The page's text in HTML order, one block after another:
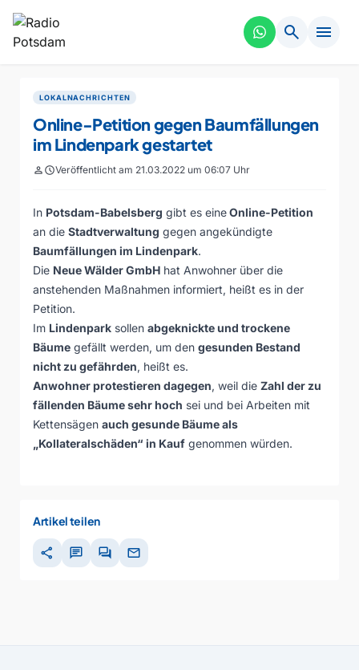
search menu
LOKALNACHRICHTEN
Online-Petition gegen Baumfällungen
im Lindenpark gestartet
personscheduleVeröffentlicht am 21.03.2022 um 06:07 Uhr
In Potsdam-Babelsberg gibt es eineOnline-Petition
an die Stadtverwaltung gegen angekündigte
Baumfällungen im Lindenpark.
Die Neue Wälder GmbH hat Anwohner über die
anstehenden Maßnahmen informiert, heißt es in der
Petition.
Im Lindenpark sollen abgeknickte und trockene
Bäume gefällt werden, um den gesunden Bestand
nicht zu gefährden, heißt es.
Anwohner protestieren dagegen, weil die Zahl der zu
fällenden Bäume sehr hoch sei und bei Arbeiten mit
Kettensägen auch gesunde Bäume als
„Kollateralschäden“ in Kauf genommen würden.
Artikel teilen
share chat forum mail